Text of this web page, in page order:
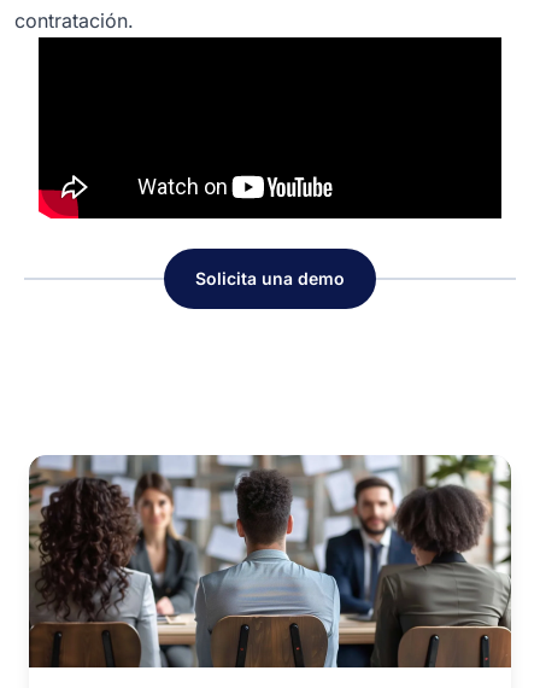
contratación.
Solicita una demo